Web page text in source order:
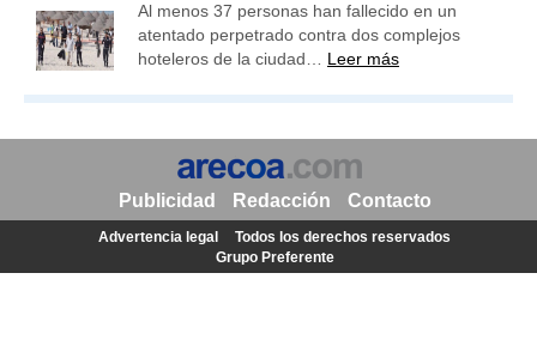
Al menos 37 personas han fallecido en un
atentado perpetrado contra dos complejos
hoteleros de la ciudad… Leer más
Publicidad Redacción Contacto
Advertencia legal
Todos los derechos reservados
Grupo Preferente